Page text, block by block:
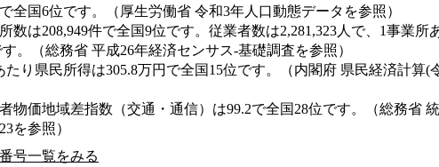
全国6位です。（厚生労働省 令和3年人口動態データを参照）
数は208,949件で全国9位です。従業者数は2,281,323人で、1事業所
。（総務省 平成26年経済センサス‐基礎調査を参照）
たり県民所得は305.8万円で全国15位です。（内閣府 県民経済計算(
物価地域差指数（交通・通信）は99.2で全国28位です。（総務省
を参照）
号一覧をみる